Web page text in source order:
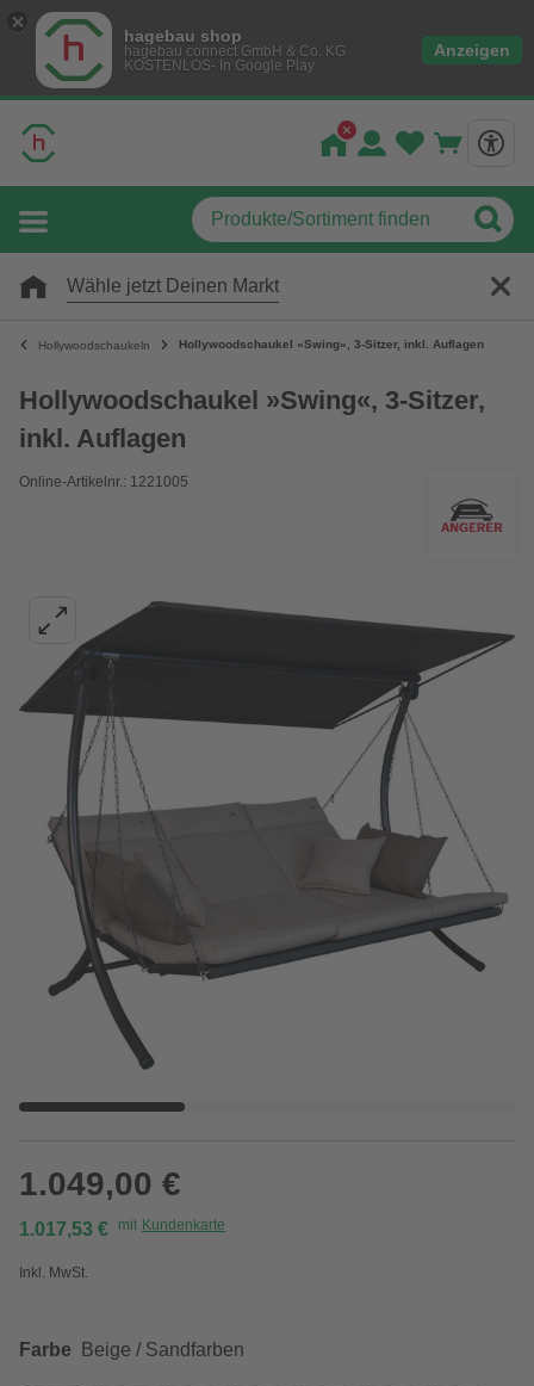
hagebau shop
hagebau connect GmbH & Co. KG
KOSTENLOS- In Google Play
Anzeigen
Wähle jetzt Deinen Markt
Hollywoodschaukeln Hollywoodschaukel »Swing«, 3-Sitzer, inkl. Auflagen
Hollywoodschaukel »Swing«, 3-Sitzer,
inkl. Auflagen
Online-Artikelnr.: 1221005
1.049,00 €
1.017,53 € mit Kundenkarte
Inkl. MwSt.
Farbe Beige / Sandfarben